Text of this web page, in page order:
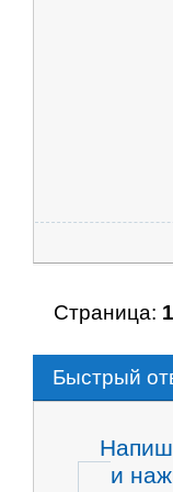
Страница: 1
Быстрый
и